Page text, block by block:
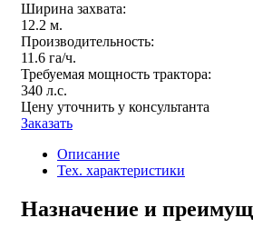
Ширина захвата:
12.2 м.
Производительность:
11.6 га/ч.
Требуемая мощность трактора:
340 л.с.
Цену уточнить у консультанта
Заказать
Описание
Тех. характеристики
Назначение и